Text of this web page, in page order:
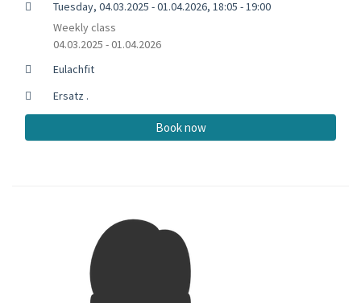
Tuesday, 04.03.2025 - 01.04.2026, 18:05 - 19:00
Weekly class
04.03.2025 - 01.04.2026
Eulachfit
Ersatz .
Book now